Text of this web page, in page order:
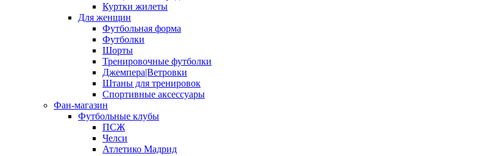
Куртки жилеты
Для женщин
Футбольная форма
Футболки
Шорты
Тренировочные футболки
Джемпера|Ветровки
Штаны для тренировок
Спортивные аксессуары
Фан-магазин
Футбольные клубы
ПСЖ
Челси
Атлетико Мадрид